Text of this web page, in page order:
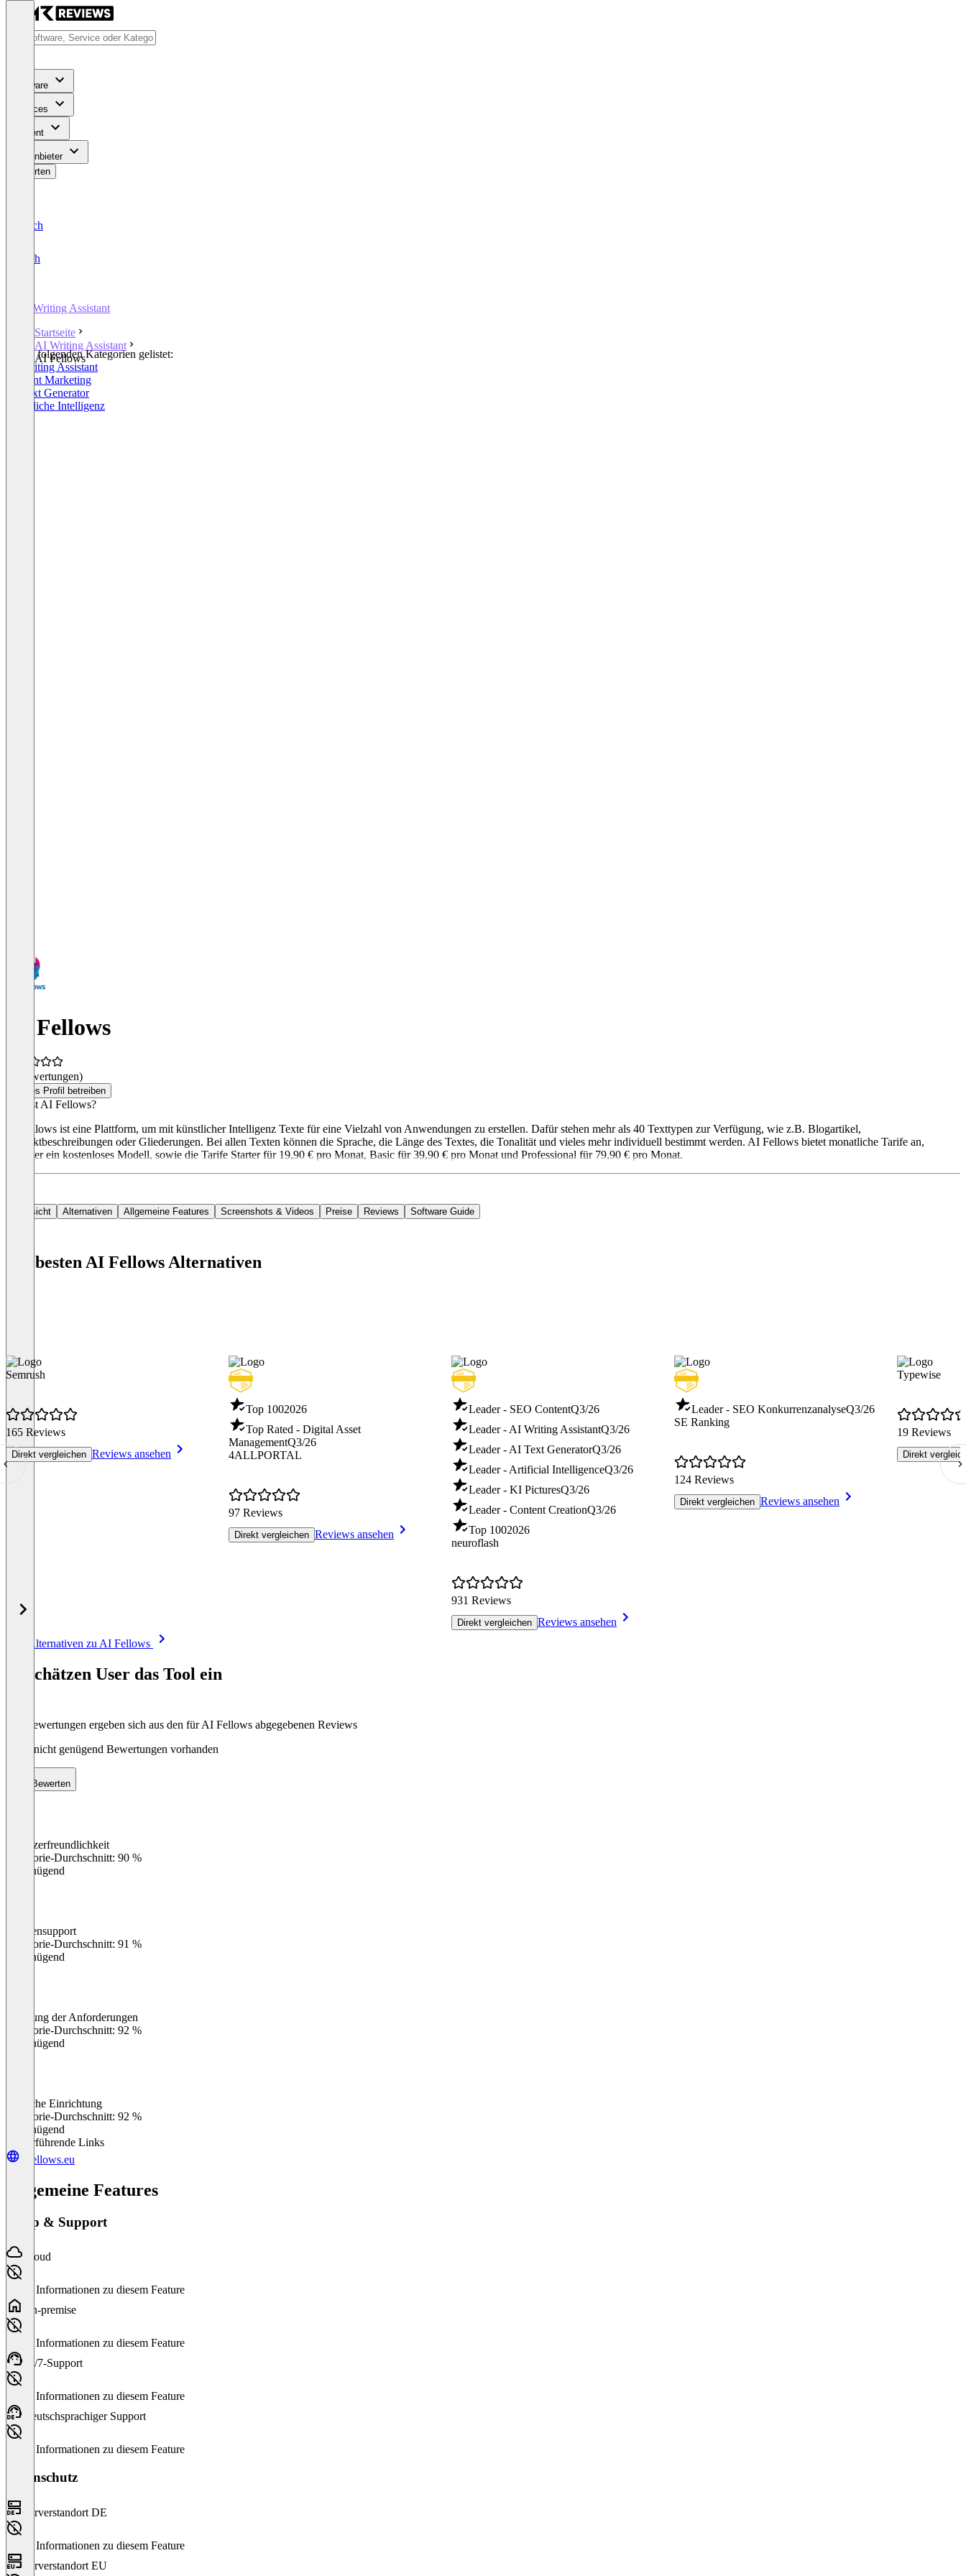
Software
Services
Content
Für Anbieter
Bewerten
Deutsch
English
AI Writing Assistant
Startseite
AI Writing Assistant
AI Fellows
In den folgenden Kategorien gelistet:
AI Writing Assistant
Content Marketing
KI Text Generator
Künstliche Intelligenz
AI Fellows
(0 Bewertungen)
Dieses Profil betreiben
Was ist AI Fellows?
AI Fellows ist eine Plattform, um mit künstlicher Intelligenz Texte für eine Vielzahl von Anwendungen zu erstellen. Dafür stehen mehr als 40 Texttypen zur Verfügung, wie z.B. Blogartikel,
Produktbeschreibungen oder Gliederungen. Bei allen Texten können die Sprache, die Länge des Textes, die Tonalität und vieles mehr individuell bestimmt werden. AI Fellows bietet monatliche Tarife an,
darunter ein kostenloses Modell, sowie die Tarife Starter für 19,90 € pro Monat, Basic für 39,90 € pro Monat und Professional für 79,90 € pro Monat.
Übersicht Alternativen Allgemeine Features Screenshots & Videos Preise Reviews Software Guide
Die besten AI Fellows Alternativen
Semrush
165 Reviews
Direkt vergleichen Reviews ansehen
Top 1002026
Top Rated - Digital Asset
ManagementQ3/26
4ALLPORTAL
97 Reviews
Direkt vergleichen Reviews ansehen
Leader - SEO ContentQ3/26
Leader - AI Writing AssistantQ3/26
Leader - AI Text GeneratorQ3/26
Leader - Artificial IntelligenceQ3/26
Leader - KI PicturesQ3/26
Leader - Content CreationQ3/26
Top 1002026
neuroflash
931 Reviews
Direkt vergleichen Reviews ansehen
Leader - SEO KonkurrenzanalyseQ3/26
SE Ranking
124 Reviews
Direkt vergleichen Reviews ansehen
Typewise
19 Reviews
Direkt
Alle Alternativen zu AI Fellows
So schätzen User das Tool ein
Die Bewertungen ergeben sich aus den für AI Fellows abgegebenen Reviews
Noch nicht genügend Bewertungen vorhanden
Bewerten
Benutzerfreundlichkeit
Kategorie-Durchschnitt: 90 %
Ungenügend
Kundensupport
Kategorie-Durchschnitt: 91 %
Ungenügend
Erfüllung der Anforderungen
Kategorie-Durchschnitt: 92 %
Ungenügend
Einfache Einrichtung
Kategorie-Durchschnitt: 92 %
Ungenügend
Weiterführende Links
aifellows.eu
Allgemeine Features
Setup & Support
Cloud
Keine Informationen zu diesem Feature
On-premise
Keine Informationen zu diesem Feature
24/7-Support
Keine Informationen zu diesem Feature
Deutschsprachiger Support
Keine Informationen zu diesem Feature
Datenschutz
Serverstandort DE
Keine Informationen zu diesem Feature
Serverstandort EU